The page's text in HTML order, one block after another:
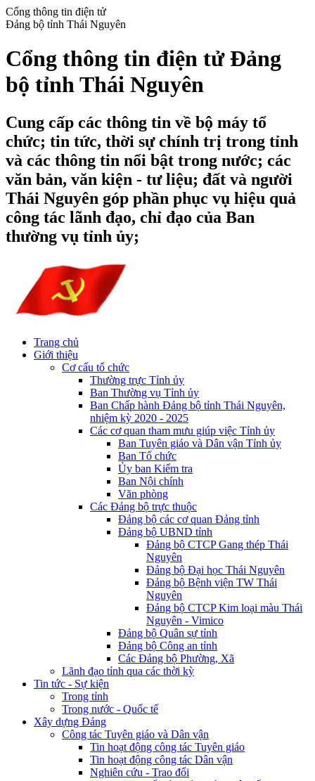
Cổng thông tin điện tử
Đảng bộ tỉnh Thái Nguyên
Cổng thông tin điện tử Đảng
bộ tỉnh Thái Nguyên
Cung cấp các thông tin về bộ máy tổ
chức; tin tức, thời sự chính trị trong tỉnh
và các thông tin nổi bật trong nước; các
văn bản, văn kiện - tư liệu; đất và người
Thái Nguyên góp phần phục vụ hiệu quả
công tác lãnh đạo, chỉ đạo của Ban
thường vụ tỉnh ủy;
Trang chủ
Giới thiệu
Cơ cấu tổ chức
Thường trực Tỉnh ủy
Ban Thường vụ Tỉnh ủy
Ban Chấp hành Đảng bộ tỉnh Thái Nguyên,
nhiệm kỳ 2020 - 2025
Các cơ quan tham mưu giúp việc Tỉnh ủy
Ban Tuyên giáo và Dân vận Tỉnh ủy
Ban Tổ chức
Ủy ban Kiểm tra
Ban Nội chính
Văn phòng
Các Đảng bộ trực thuộc
Đảng bộ các cơ quan Đảng tỉnh
Đảng bộ UBND tỉnh
Đảng bộ CTCP Gang thép Thái
Nguyên
Đảng bộ Đại học Thái Nguyên
Đảng bộ Bệnh viện TW Thái
Nguyên
Đảng bộ CTCP Kim loại màu Thái
Nguyên - Vimico
Đảng bộ Quân sự tỉnh
Đảng bộ Công an tỉnh
Các Đảng bộ Phường, Xã
Lãnh đạo tỉnh qua các thời kỳ
Tin tức - Sự kiện
Trong tỉnh
Trong nước - Quốc tế
Xây dựng Đảng
Công tác Tuyên giáo và Dân vận
Tin hoạt động công tác Tuyên giáo
Tin hoạt động công tác Dân vận
Nghiên cứu - Trao đổi